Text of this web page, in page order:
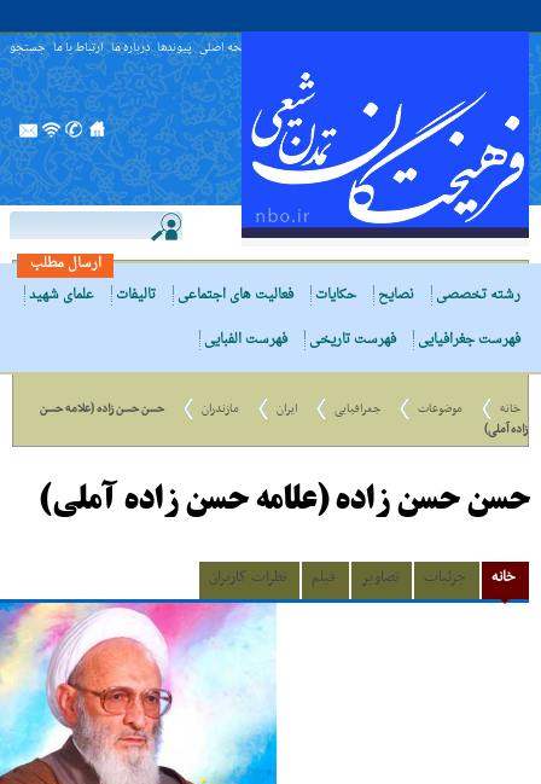
صفحه اصلی پیوندها درباره ما ارتباط با ما جستجو
ارسال مطلب
رشته تخصصی
نصایح حکایات فعالیت های اجتماعی تالیفات
علمای شهید
فهرست جغرافیایی
فهرست تاریخی فهرست الفبایی
خانه موضوعات جغرافیایی ایران مازندران
حسن حسن زاده (علامه حسن
زاده آملی)
حسن حسن زاده (علامه حسن زاده آملی)
خانه جزئیات تصاویر فیلم نظرات کاربران